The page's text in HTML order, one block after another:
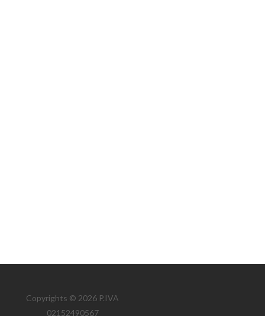
Copyrights © 2026 P.IVA
02152490567